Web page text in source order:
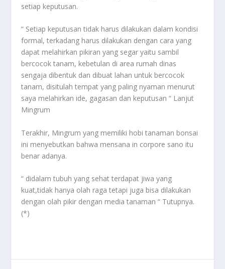
setiap keputusan.
“ Setiap keputusan tidak harus dilakukan dalam kondisi
formal, terkadang harus dilakukan dengan cara yang
dapat melahirkan pikiran yang segar yaitu sambil
bercocok tanam, kebetulan di area rumah dinas
sengaja dibentuk dan dibuat lahan untuk bercocok
tanam, disitulah tempat yang paling nyaman menurut
saya melahirkan ide, gagasan dan keputusan “ Lanjut
Mingrum
Terakhir, Mingrum yang memiliki hobi tanaman bonsai
ini menyebutkan bahwa mensana in corpore sano itu
benar adanya.
“ didalam tubuh yang sehat terdapat jiwa yang
kuat,tidak hanya olah raga tetapi juga bisa dilakukan
dengan olah pikir dengan media tanaman “ Tutupnya.
(*)